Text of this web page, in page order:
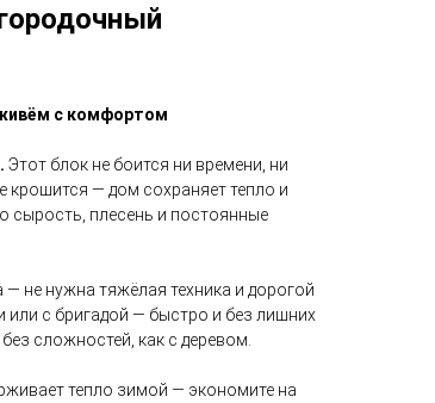
с комфортом
Этот блок не боится ни времени, ни
крошится — дом сохраняет тепло и
сырость, плесень и постоянные
— не нужна тяжёлая техника и дорогой
с бригадой — быстро и без лишних
сложностей, как с деревом.
тепло зимой — экономите на